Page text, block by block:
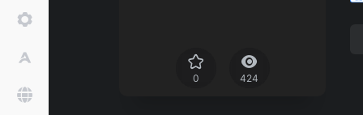
0 424